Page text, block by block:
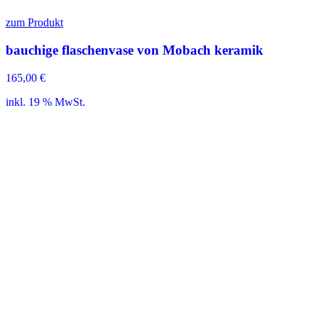
zum Produkt
bauchige flaschenvase von Mobach keramik
165,00 €
inkl. 19 % MwSt.